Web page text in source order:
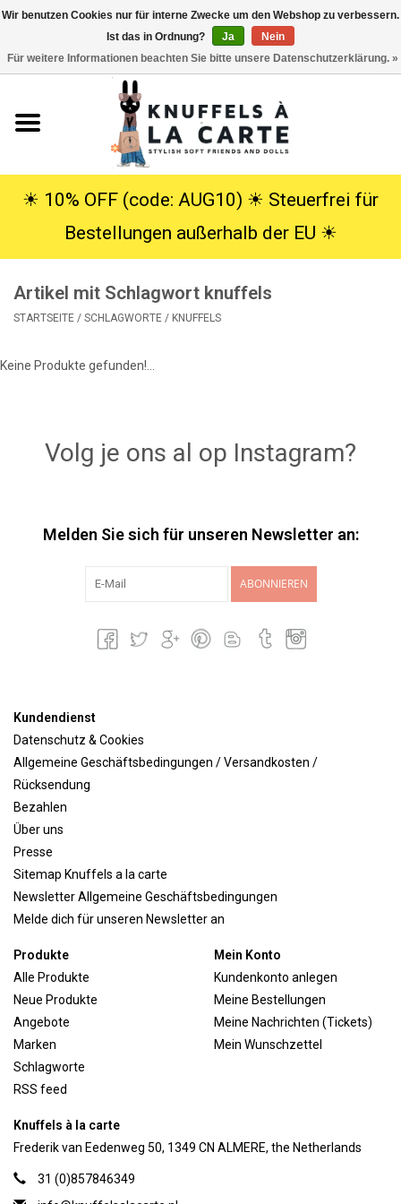
Kuscheltiere
SALE
Lookbooks
☀︎ 10% OFF (code: AUG10) ☀︎ Steuerfrei für
Bestellungen außerhalb der EU ☀︎
Artikel mit Schlagwort knuffels
STARTSEITE / SCHLAGWORTE / KNUFFELS
Keine Produkte gefunden!...
Volg je ons al op Instagram?
Melden Sie sich für unseren Newsletter an:
ABONNIEREN
Kundendienst
Datenschutz & Cookies
Allgemeine Geschäftsbedingungen / Versandkosten /
Rücksendung
Bezahlen
Über uns
Presse
Sitemap Knuffels a la carte
Newsletter Allgemeine Geschäftsbedingungen
Melde dich für unseren Newsletter an
Produkte
Alle Produkte
Neue Produkte
Angebote
Marken
Schlagworte
RSS feed
Mein Konto
Kundenkonto anlegen
Meine Bestellungen
Meine Nachrichten (Tickets)
Mein Wunschzettel
Knuffels à la carte
Frederik van Eedenweg 50, 1349 CN ALMERE, the Netherlands
31 (0)857846349
Wir benutzen Cookies nur für interne Zwecke um den Webshop zu verbessern.
Ist das in Ordnung?
Ja
Nein
Für weitere Informationen beachten Sie bitte unsere Datenschutzerklärung. »